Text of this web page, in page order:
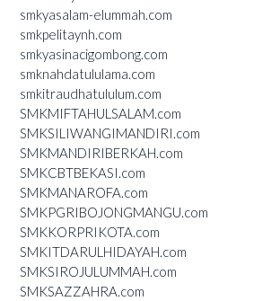
smkyasalam-elummah.com
smkpelitaynh.com
smkyasinacigombong.com
smknahdatululama.com
smkitraudhatululum.com
SMKMIFTAHULSALAM.com
SMKSILIWANGIMANDIRI.com
SMKMANDIRIBERKAH.com
SMKCBTBEKASI.com
SMKMANAROFA.com
SMKPGRIBOJONGMANGU.com
SMKKORPRIKOTA.com
SMKITDARULHIDAYAH.com
SMKSIROJULUMMAH.com
SMKSAZZAHRA.com